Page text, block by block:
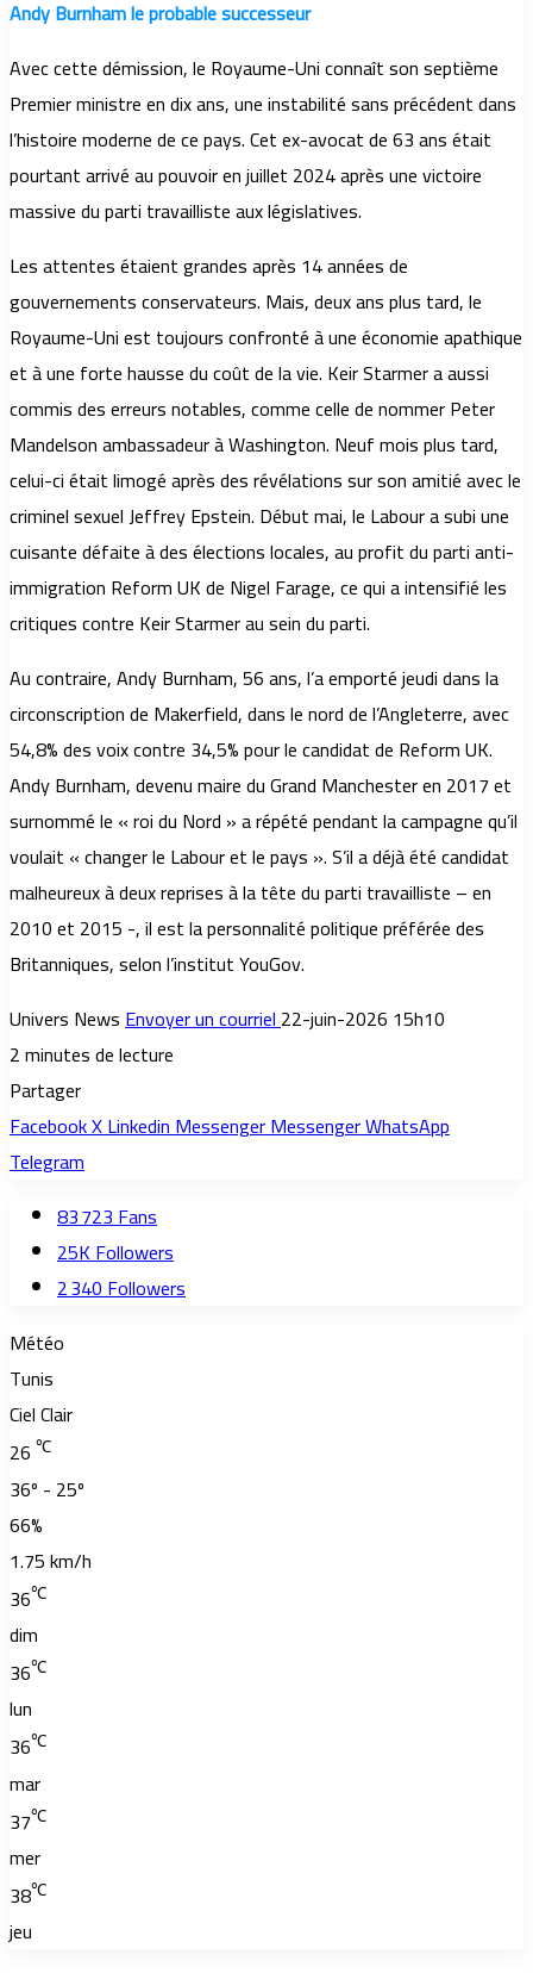
Andy Burnham le probable successeur
Avec cette démission, le Royaume-Uni connaît son septième
Premier ministre en dix ans, une instabilité sans précédent dans
l’histoire moderne de ce pays. Cet ex-avocat de 63 ans était
pourtant arrivé au pouvoir en juillet 2024 après une victoire
massive du parti travailliste aux législatives.
Les attentes étaient grandes après 14 années de
gouvernements conservateurs. Mais, deux ans plus tard, le
Royaume-Uni est toujours confronté à une économie apathique
et à une forte hausse du coût de la vie. Keir Starmer a aussi
commis des erreurs notables, comme celle de nommer Peter
Mandelson ambassadeur à Washington. Neuf mois plus tard,
celui-ci était limogé après des révélations sur son amitié avec le
criminel sexuel Jeffrey Epstein. Début mai, le Labour a subi une
cuisante défaite à des élections locales, au profit du parti anti-
immigration Reform UK de Nigel Farage, ce qui a intensifié les
critiques contre Keir Starmer au sein du parti.
Au contraire, Andy Burnham, 56 ans, l’a emporté jeudi dans la
circonscription de Makerfield, dans le nord de l’Angleterre, avec
54,8% des voix contre 34,5% pour le candidat de Reform UK.
Andy Burnham, devenu maire du Grand Manchester en 2017 et
surnommé le « roi du Nord » a répété pendant la campagne qu’il
voulait « changer le Labour et le pays ». S’il a déjà été candidat
malheureux à deux reprises à la tête du parti travailliste – en
2010 et 2015 -, il est la personnalité politique préférée des
Britanniques, selon l’institut YouGov.
Univers NewsEnvoyer un courriel22-juin-2026 15h10
2 minutes de lecture
Partager
FacebookXLinkedinMessengerMessengerWhatsApp
Telegram
83 723Fans
25KFollowers
2 340Followers
Météo
Tunis
Ciel Clair
26 ℃
36º - 25º
66%
1.75 km/h
36℃
dim
36℃
lun
36℃
mar
37℃
mer
38℃
jeu